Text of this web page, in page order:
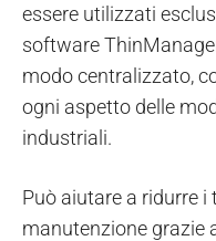
essere utilizzati
software
modo centralizzato,
ogni aspetto delle
industriali.
Può aiutare a ridurre i
manutenzione grazie